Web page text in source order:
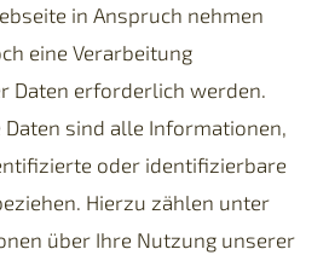
in Anspruch nehmen
eine Verarbeitung
Daten erforderlich werden.
sind alle Informationen,
oder identifizierbare
Hierzu zählen unter
über Ihre Nutzung unserer